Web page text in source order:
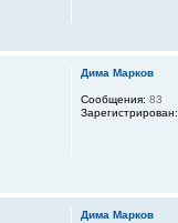
Дима Марков
Сообщения: 83
Зарегистрирован:
Дима Марков